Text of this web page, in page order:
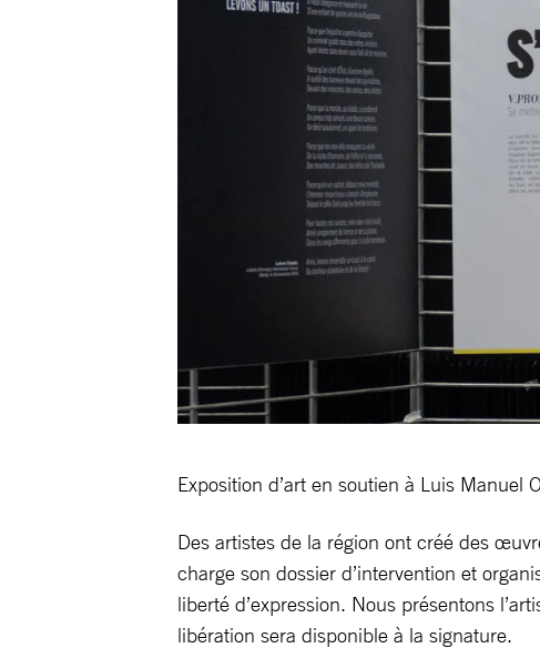
Exposition d’art en soutien à Luis
Des artistes de la région ont créé des
charge son dossier d’intervention et
liberté d’expression. Nous présentons
libération sera disponible à la signature.